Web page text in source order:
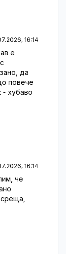
16:14
е
да
повече
- хубаво
16:14
че